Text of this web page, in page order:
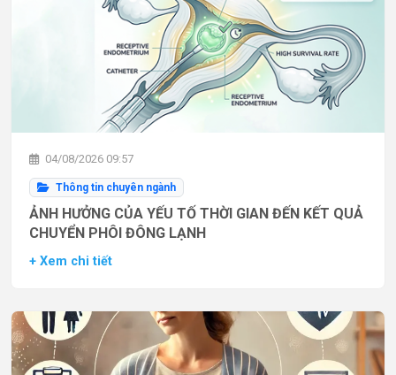
04/08/2026 09:57
Thông tin chuyên ngành
ẢNH HƯỞNG CỦA YẾU TỐ THỜI GIAN ĐẾN KẾT QUẢ
CHUYỂN PHÔI ĐÔNG LẠNH
+ Xem chi tiết